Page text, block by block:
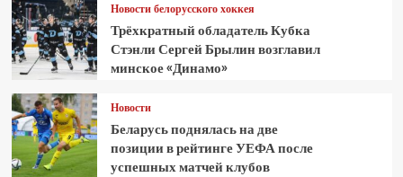
Новости белорусского хоккея
Трёхкратный обладатель Кубка
Стэнли Сергей Брылин возглавил
минское «Динамо»
Новости
Беларусь поднялась на две
позиции в рейтинге УЕФА после
успешных матчей клубов